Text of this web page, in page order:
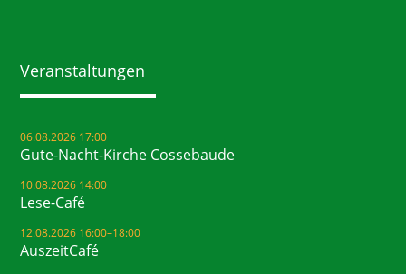
Veranstaltungen
06.08.2026 17:00
Gute-Nacht-Kirche Cossebaude
10.08.2026 14:00
Lese-Café
12.08.2026 16:00–18:00
AuszeitCafé